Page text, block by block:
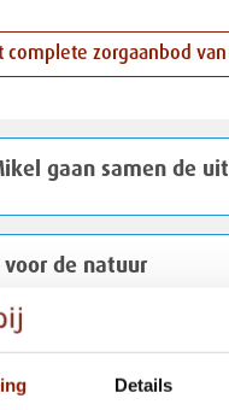
Details
gaan samen de
voor de natuur
complete zorgaanbod